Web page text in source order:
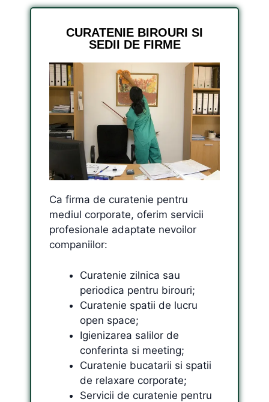
CURATENIE BIROURI SI
SEDII DE FIRME
Ca firma de curatenie pentru
mediul corporate, oferim servicii
profesionale adaptate nevoilor
companiilor:
Curatenie zilnica sau
periodica pentru birouri;
Curatenie spatii de lucru
open space;
Igienizarea salilor de
conferinta si meeting;
Curatenie bucatarii si spatii
de relaxare corporate;
Servicii de curatenie pentru